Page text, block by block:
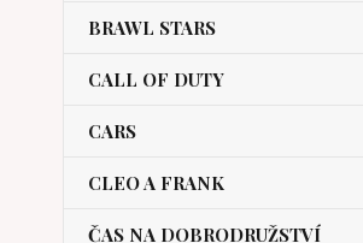
BRAWL STARS
CALL OF DUTY
CARS
CLEO A FRANK
ČAS NA DOBRODRUŽSTVÍ